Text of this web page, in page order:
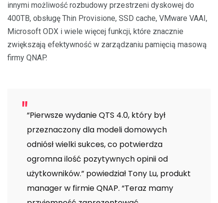
innymi możliwość rozbudowy przestrzeni dyskowej do
400TB, obsługę Thin Provisione, SSD cache, VMware VAAI,
Microsoft ODX i wiele więcej funkcji, które znacznie
zwiększają efektywność w zarządzaniu pamięcią masową
firmy QNAP.
“Pierwsze wydanie QTS 4.0, który był
przeznaczony dla modeli domowych
odniósł wielki sukces, co potwierdza
ogromna ilość pozytywnych opinii od
użytkowników.” powiedział Tony Lu, produkt
manager w firmie QNAP. “Teraz mamy